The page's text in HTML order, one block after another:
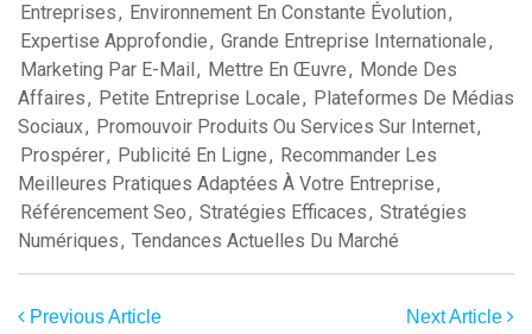
Entreprises, Environnement En Constante Évolution,
Expertise Approfondie, Grande Entreprise Internationale,
Marketing Par E-Mail, Mettre En Œuvre, Monde Des
Affaires, Petite Entreprise Locale, Plateformes De Médias
Sociaux, Promouvoir Produits Ou Services Sur Internet,
Prospérer, Publicité En Ligne, Recommander Les
Meilleures Pratiques Adaptées À Votre Entreprise,
Référencement Seo, Stratégies Efficaces, Stratégies
Numériques, Tendances Actuelles Du Marché
Previous Article Next Article